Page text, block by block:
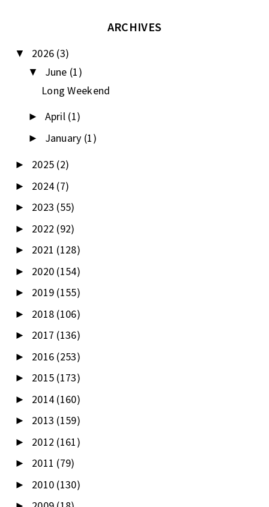
ARCHIVES
▼ 2026 (3)
▼ June (1)
Long Weekend
► April (1)
► January (1)
► 2025 (2)
► 2024 (7)
► 2023 (55)
► 2022 (92)
► 2021 (128)
► 2020 (154)
► 2019 (155)
► 2018 (106)
► 2017 (136)
► 2016 (253)
► 2015 (173)
► 2014 (160)
► 2013 (159)
► 2012 (161)
► 2011 (79)
► 2010 (130)